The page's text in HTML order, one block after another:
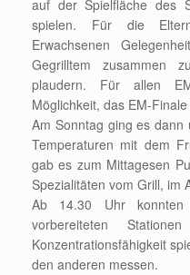
auf der Spielfläche des
spielen. Für die
Erwachsenen
Gegrilltem zusammen
plaudern. Für allen
Möglichkeit, das EM-
Am Sonntag ging es
Temperaturen mit dem
gab es zum Mittagesen
Spezialitäten vom Grill, im
Ab 14.30 Uhr
vorbereiteten
Konzentrationsfähigkeit
den anderen messen.